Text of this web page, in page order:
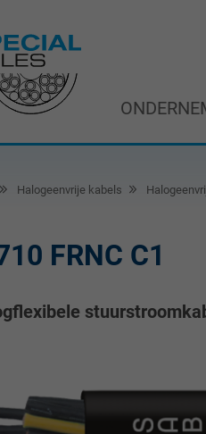
Halogeenvrije kabels
FRNC C1